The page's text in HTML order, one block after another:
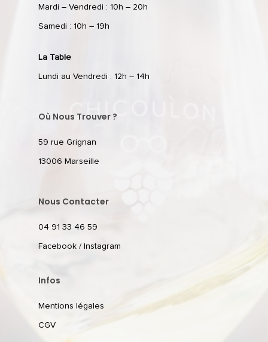
Mardi – Vendredi : 10h – 20h
Samedi : 10h – 19h
La Table
Lundi au Vendredi : 12h – 14h
Où Nous Trouver ?
59 rue Grignan
13006 Marseille
Nous Contacter
04 91 33 46 59
Facebook / Instagram
Infos
Mentions légales
CGV